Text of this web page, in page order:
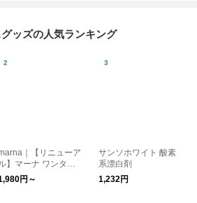
ッズの人気ランキング
｜【リニューア
】マーナ ワンタッ
で開く シートケー
ス
円～
サンソホワイト 酸素
系漂白剤
1,232円